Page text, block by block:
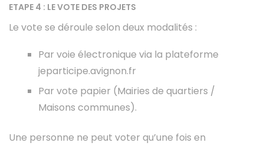
ETAPE 4 : LE VOTE DES PROJETS
Le vote se déroule selon deux modalités :
Par voie électronique via la plateforme
jeparticipe.avignon.fr
Par vote papier (Mairies de quartiers /
Maisons communes).
Une personne ne peut voter qu’une fois en